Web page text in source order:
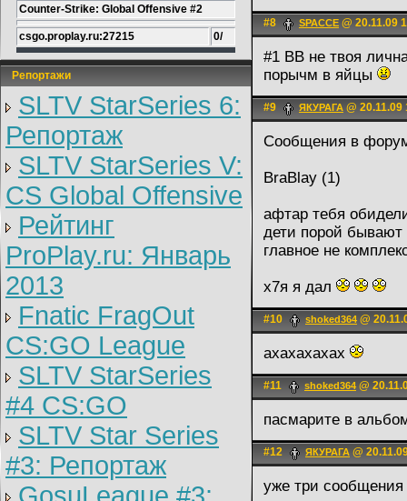
Counter-Strike: Global Offensive #2
csgo.proplay.ru:27215 0/
Репортажи
SLTV StarSeries 6:
Репортаж
SLTV StarSeries V:
CS Global Offensive
Рейтинг
ProPlay.ru: Январь
2013
Fnatic FragOut
CS:GO League
SLTV StarSeries
#4 CS:GO
SLTV Star Series
#3: Репортаж
#8 SPACCE @ 20.11.09
#1 BB не твоя
порычм в яйцы
#9 ЯКУРАГА @ 20.11.09
Сообщения в
BraBlay (1)
афтар тебя
дети порой бывают
главное не
х7я я дал
#10 shoked364 @
ахахахахах
#11 shoked364 @
пасмарите в
#12 ЯКУРАГА @
уже три сообщения